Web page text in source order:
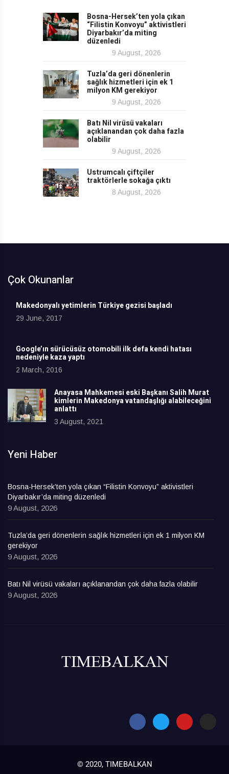
Bosna-Hersek’ten yola çıkan
“Filistin Konvoyu” aktivistleri
Diyarbakır’da miting
düzenledi
9 August, 2026
Tuzla’da geri dönenlerin
sağlık hizmetleri için ek 1
milyon KM gerekiyor
9 August, 2026
Batı Nil virüsü vakaları
açıklanandan çok daha fazla
olabilir
9 August, 2026
Ustrumcalı çiftçiler
traktörlerle sokağa çıktı
8 August, 2026
Çok Okunanlar
Makedonyalı yetimlerin Türkiye gezisi başladı
29 June, 2017
Google’ın sürücüsüz otomobili ilk defa kendi hatası
nedeniyle kaza yaptı
2 March, 2016
Anayasa Mahkemesi eski Başkanı Salih Murat
kimlerin Makedonya vatandaşlığı alabileceğini
anlattı
3 August, 2021
Yeni Haber
Bosna-Hersek’ten yola çıkan “Filistin Konvoyu” aktivistleri
Diyarbakır’da miting düzenledi
9 August, 2026
Tuzla’da geri dönenlerin sağlık hizmetleri için ek 1 milyon KM
gerekiyor
9 August, 2026
Batı Nil virüsü vakaları açıklanandan çok daha fazla olabilir
9 August, 2026
© 2020, TIMEBALKAN